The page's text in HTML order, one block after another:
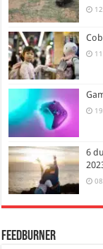
6
FeedBurner